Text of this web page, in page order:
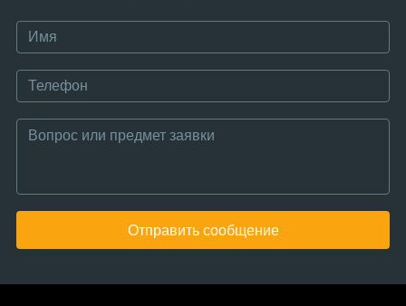
Отправить сообщение